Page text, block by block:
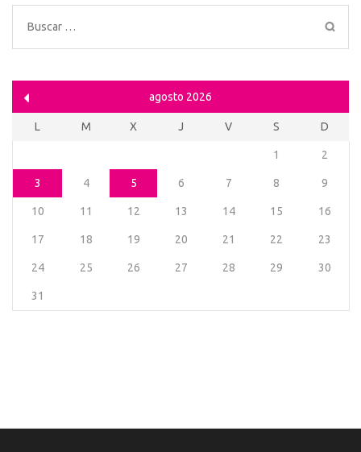
Buscar:
agosto 2026
L M X J V S D
1 2
3 4 5 6 7 8 9
10 11 12 13 14 15 16
17 18 19 20 21 22 23
24 25 26 27 28 29 30
31